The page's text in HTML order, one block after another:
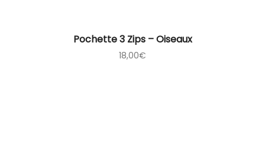
Pochette 3 Zips – Oiseaux
18,00€